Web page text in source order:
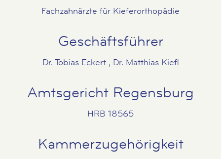
Fachzahnärzte für Kieferorthopädie
Geschäftsführer
Dr. Tobias Eckert , Dr. Matthias Kiefl
Amtsgericht Regensburg
HRB 18565
Kammerzugehörigkeit